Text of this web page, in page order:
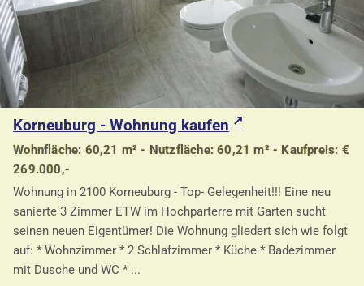
Korneuburg - Wohnung kaufen
Wohnfläche: 60,21 m² - Nutzfläche: 60,21 m² - Kaufpreis: €
269.000,-
Wohnung in 2100 Korneuburg - Top- Gelegenheit!!! Eine neu
sanierte 3 Zimmer ETW im Hochparterre mit Garten sucht
seinen neuen Eigentümer! Die Wohnung gliedert sich wie folgt
auf: * Wohnzimmer * 2 Schlafzimmer * Küche * Badezimmer
mit Dusche und WC * ...